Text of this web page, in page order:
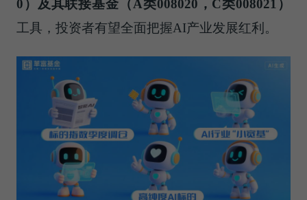
0）及其联接基金（A类008020，C类008021）
工具，投资者有望全面把握AI产业发展红利。